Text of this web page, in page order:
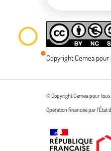
Copyright Cemea
© Copyright Cemea pour tous
Opération financée par l’État